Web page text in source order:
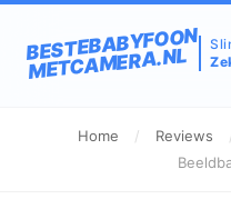
BESTEBABYFOON
METCAMERA.NL
Home / Reviews